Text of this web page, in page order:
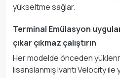
yükseltme sağlar.
Terminal Emülasyon
çıkar çıkmaz çalıştırın
Her modelde önceden
lisanslanmış Ivanti Velocity ile